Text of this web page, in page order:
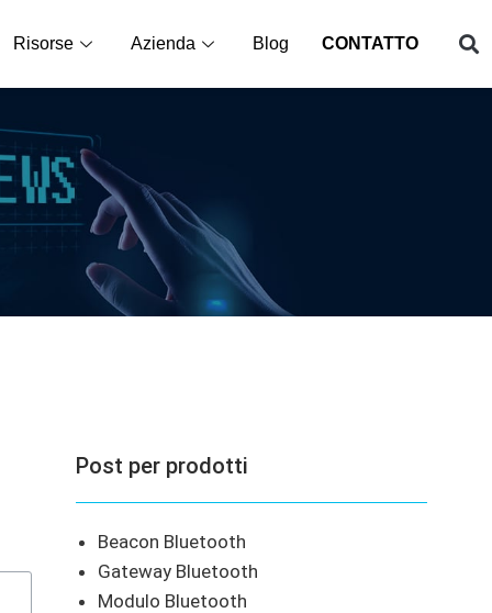
Risorse Azienda Blog CONTATTO
Post per prodotti
Beacon Bluetooth
Gateway Bluetooth
Modulo Bluetooth